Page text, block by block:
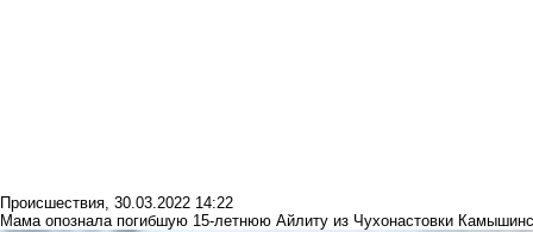
Происшествия, 30.03.2022 14:22
Мама опознала погибшую 15-летнюю Айлиту из Чухонастовки